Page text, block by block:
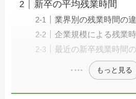
新卒の平均残業時間
業界別の残業時間の
企業規模による残業
最近の新卒残業時間
もっと見る